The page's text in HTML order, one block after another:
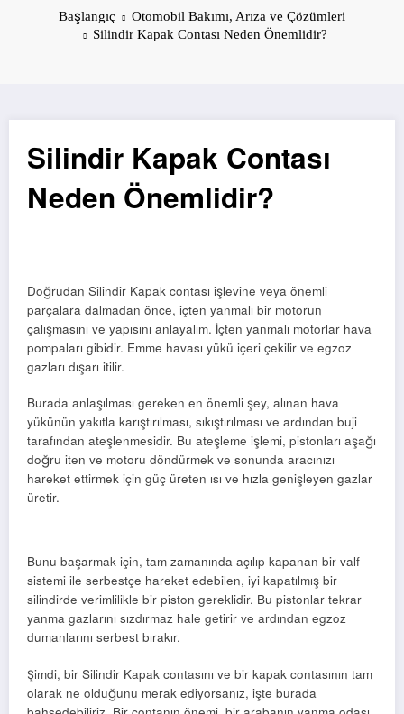
Başlangıç
Otomobil Bakımı, Arıza ve Çözümleri
Silindir Kapak Contası Neden Önemlidir?
Silindir Kapak Contası
Neden Önemlidir?
Doğrudan Silindir Kapak contası işlevine veya önemli
parçalara dalmadan önce, içten yanmalı bir motorun
çalışmasını ve yapısını anlayalım. İçten yanmalı motorlar hava
pompaları gibidir. Emme havası yükü içeri çekilir ve egzoz
gazları dışarı itilir.
Burada anlaşılması gereken en önemli şey, alınan hava
yükünün yakıtla karıştırılması, sıkıştırılması ve ardından buji
tarafından ateşlenmesidir. Bu ateşleme işlemi, pistonları aşağı
doğru iten ve motoru döndürmek ve sonunda aracınızı
hareket ettirmek için güç üreten ısı ve hızla genişleyen gazlar
üretir.
Bunu başarmak için, tam zamanında açılıp kapanan bir valf
sistemi ile serbestçe hareket edebilen, iyi kapatılmış bir
silindirde verimlilikle bir piston gereklidir. Bu pistonlar tekrar
yanma gazlarını sızdırmaz hale getirir ve ardından egzoz
dumanlarını serbest bırakır.
Şimdi, bir Silindir Kapak contasını ve bir kapak contasının tam
olarak ne olduğunu merak ediyorsanız, işte burada